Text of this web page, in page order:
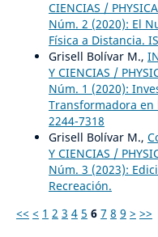
CIENCIAS /
Núm. 2 (2020): El
Física a Distancia.
Grisell Bolívar M.,
Y CIENCIAS /
Núm. 1 (2020):
Transformadora en
2244-7318
Grisell Bolívar M.,
Y CIENCIAS /
Núm. 3 (2023):
Recreación.
<< < 1 2 3 4 5 6 7 8 9 > >>